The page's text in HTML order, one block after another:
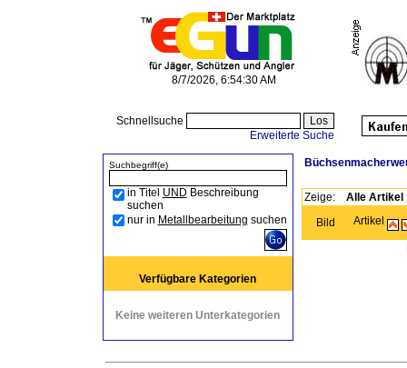
8/7/2026, 6:54:30 AM
Schnellsuche
Erweiterte Suche
Suchbegriff(e)
in Titel UND Beschreibung
suchen
nur in Metallbearbeitung suchen
Verfügbare Kategorien
Keine weiteren Unterkategorien
Zeige: Alle Artikel
Bild
Artikel